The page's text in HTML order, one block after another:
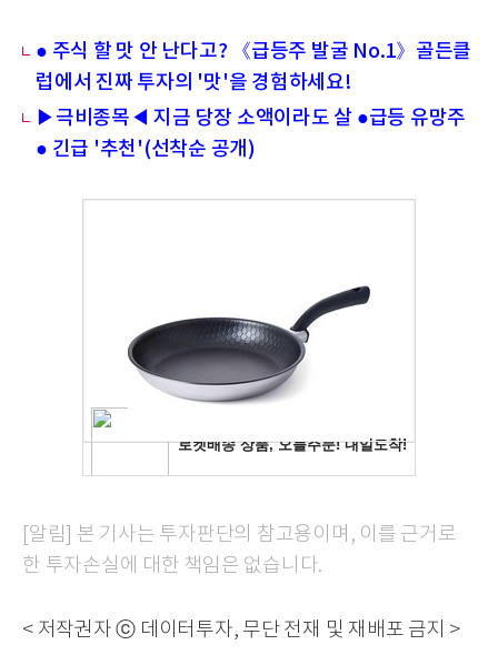
● 주식 할 맛 안 난다고? 《급등주 발굴 No.1》골든클
럽에서 진짜 투자의 '맛'을 경험하세요!
▶극비종목◀ 지금 당장 소액이라도 살 ●급등 유망주
● 긴급 '추천'(선착순 공개)
[알림] 본 기사는 투자판단의 참고용이며, 이를 근거로
한 투자손실에 대한 책임은 없습니다.
< 저작권자 ⓒ 데이터투자, 무단 전재 및 재배포 금지 >